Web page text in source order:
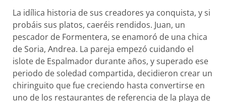
La idílica historia de sus creadores ya conquista, y si
probáis sus platos, caeréis rendidos. Juan, un
pescador de Formentera, se enamoró de una chica
de Soria, Andrea. La pareja empezó cuidando el
islote de Espalmador durante años, y superado ese
periodo de soledad compartida, decidieron crear un
chiringuito que fue creciendo hasta convertirse en
uno de los restaurantes de referencia de la playa de